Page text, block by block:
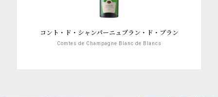
コント・ド・シャンパーニュ ブラン・ド・ブラン
Comtes de Champagne Blanc de Blancs